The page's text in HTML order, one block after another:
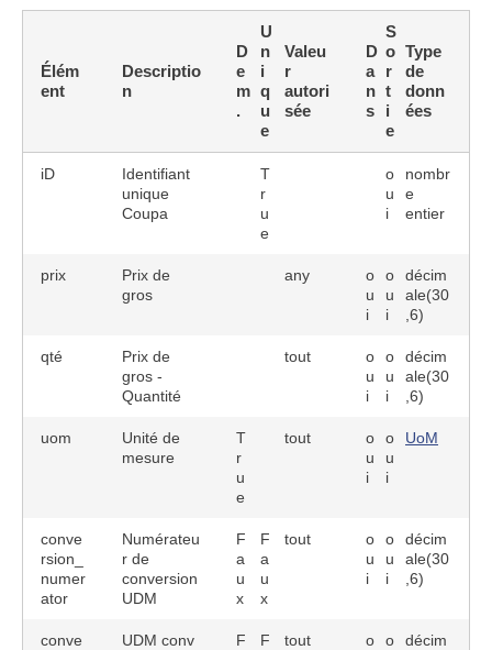
Élém
ent
Descriptio
n
D
e
m
.
U
n
i
q
u
e
Valeu
r
autori
sée
D
a
n
s
S
o
r
t
i
e
Type
de
donn
ées
iD
Identifiant
unique
Coupa
T
r
u
e
o
u
i
nombr
e
entier
prix
Prix de
gros
any
o
u
i
o
u
i
décim
ale(30
,6)
qté
Prix de
gros -
Quantité
tout
o
u
i
o
u
i
décim
ale(30
,6)
uom
Unité de
mesure
T
r
u
e
tout
o
u
i
o
u
i
UoM
conve
rsion_
numer
ator
Numérateu
r de
conversion
UDM
F
a
u
x
F
a
u
x
tout
o
u
i
o
u
i
décim
ale(30
,6)
conve
UDM conv
F
F
tout
o
o
décim